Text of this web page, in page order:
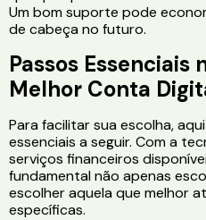
Um bom suporte pode
de cabeça no futuro.
Passos Essenciais
Melhor Conta
Para facilitar sua escolha,
essenciais a seguir. Com a
serviços financeiros
fundamental não apenas
escolher aquela que melhor
específicas.